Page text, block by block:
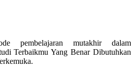
pembelajaran mutakhir dalam
Terbaikmu Yang Benar Dibutuhkan